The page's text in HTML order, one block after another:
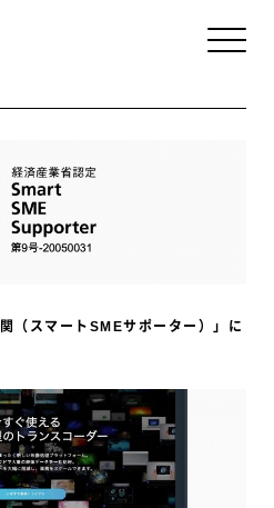
（スマートSMEサポーター）」に